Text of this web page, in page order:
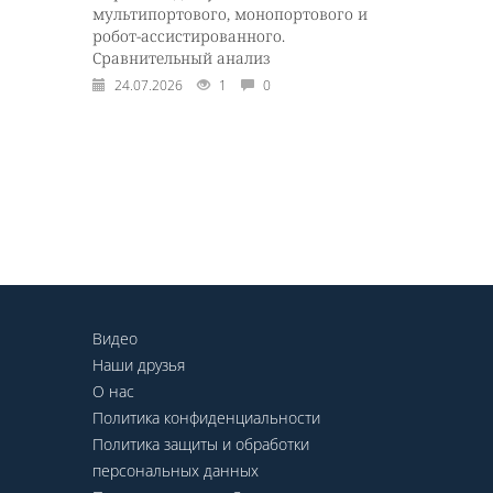
мультипортового, монопортового и
робот-ассистированного.
Сравнительный анализ
24.07.2026 1 0
Видео
Наши друзья
О нас
Политика конфиденциальности
Политика защиты и обработки
персональных данных